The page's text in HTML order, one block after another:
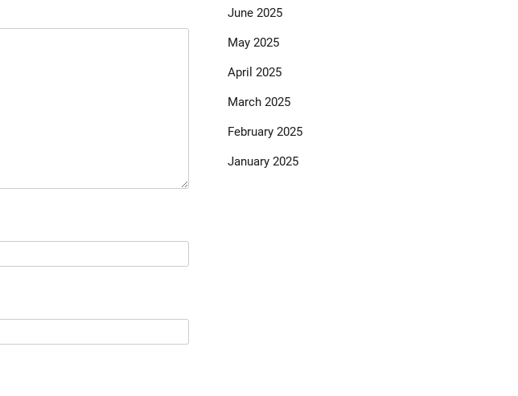
June 2025
May 2025
April 2025
March 2025
February 2025
January 2025